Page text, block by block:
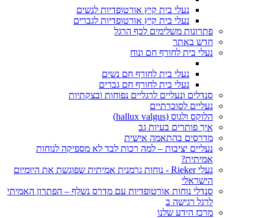
נעלי בית קיץ אורטופדיות לנשים
נעלי בית קיץ אורטופדיות לגברים
פתרונות משלימים לכף הרגל
חדש באתר
נעלי בית לחורף חם ונוח
נעלי בית לחורף חם נשים
נעלי בית לחורף חם גברים
סנדלים ונעליים לרגליים נפוחות ובצקתיות
נעליים לסוכרתיים
הלוקס ולגוס (hallux valgus)
איך פותרים בעיות גב
מדרסים בהתאמה אישית
נעליים יציבות – למה רכות לבד לא מספיקה לנוחות
אמיתית?
נעלי Rieker - נוחות גרמנית אמיתית שפוגשת את היומיום
הישראלי
סנדלי נוחות אורטופדיות עם מדרס נשלף – הפתרון האמיתי
לרגל רגישה ב
מרכז הידע שלנו